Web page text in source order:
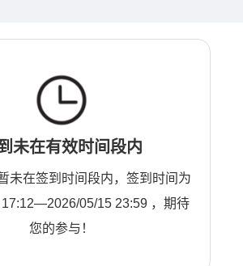
未在有效时间段内
未在签到时间段内，签到时间为
05/15 23:59 ，期待
您的参与！